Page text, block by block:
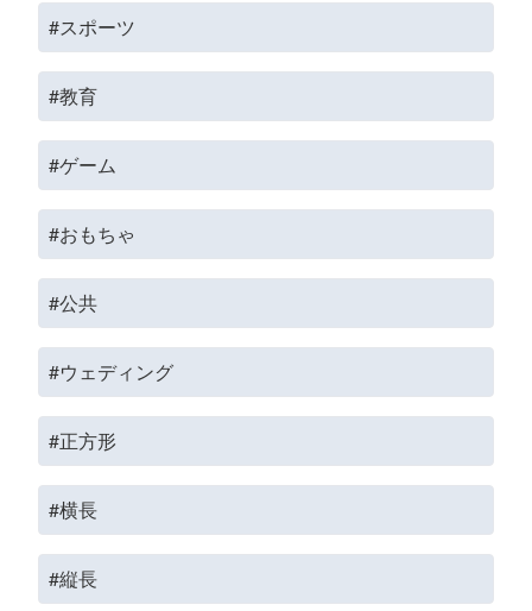
#スポーツ
#教育
#ゲーム
#おもちゃ
#公共
#ウェディング
#正方形
#横長
#縦長